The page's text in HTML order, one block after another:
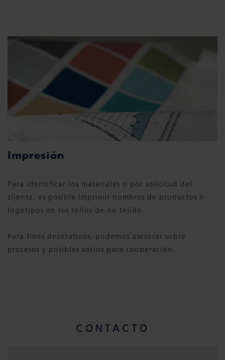
Impresión
Para identificar los materiales o por solicitud del
cliente, es posible imprimir nombres de productos o
logotipos en los rollos de no tejido.
Para fines decorativos, podemos asesorar sobre
procesos y posibles socios para cooperación.
CONTACTO